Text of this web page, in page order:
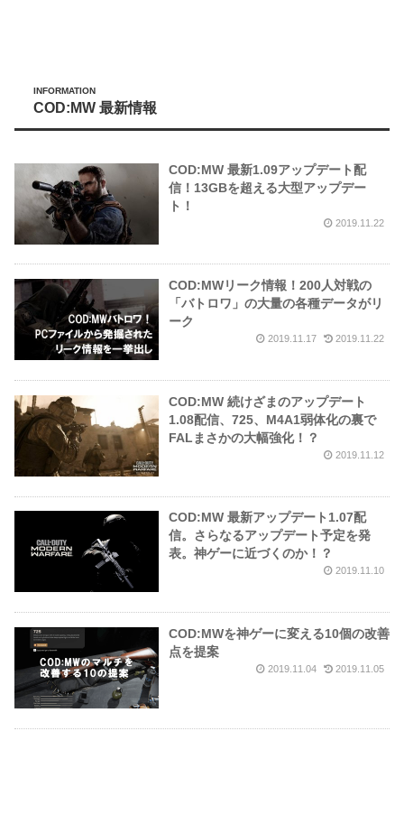
INFORMATION
COD:MW 最新情報
COD:MW 最新1.09アップデート配
信！13GBを超える大型アップデー
ト！
2019.11.22
COD:MWリーク情報！200人対戦の
「バトロワ」の大量の各種データがリ
ーク
2019.11.17 2019.11.22
COD:MW 続けざまのアップデート
1.08配信、725、M4A1弱体化の裏で
FALまさかの大幅強化！？
2019.11.12
COD:MW 最新アップデート1.07配
信。さらなるアップデート予定を発
表。神ゲーに近づくのか！？
2019.11.10
COD:MWを神ゲーに変える10個の改善
点を提案
2019.11.04 2019.11.05